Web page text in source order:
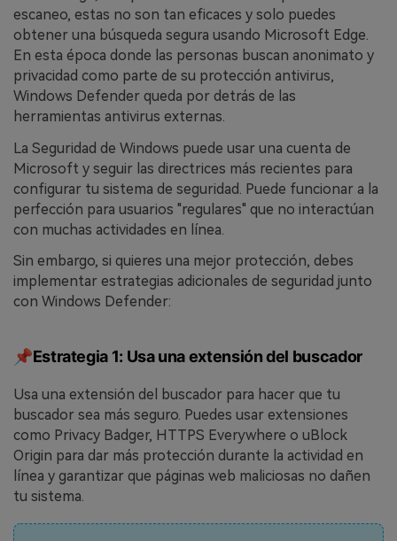
escaneo, estas no son tan eficaces y solo puedes
obtener una búsqueda segura usando Microsoft Edge.
En esta época donde las personas buscan anonimato y
privacidad como parte de su protección antivirus,
Windows Defender queda por detrás de las
herramientas antivirus externas.
La Seguridad de Windows puede usar una cuenta de
Microsoft y seguir las directrices más recientes para
configurar tu sistema de seguridad. Puede funcionar a la
perfección para usuarios "regulares" que no interactúan
con muchas actividades en línea.
Sin embargo, si quieres una mejor protección, debes
implementar estrategias adicionales de seguridad junto
con Windows Defender:
📌Estrategia 1: Usa una extensión del buscador
Usa una extensión del buscador para hacer que tu
buscador sea más seguro. Puedes usar extensiones
como Privacy Badger, HTTPS Everywhere o uBlock
Origin para dar más protección durante la actividad en
línea y garantizar que páginas web maliciosas no dañen
tu sistema.